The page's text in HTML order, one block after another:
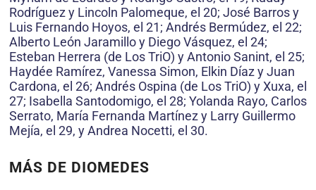
Rodríguez y Lincoln Palomeque, el 20; José Barros y
Luis Fernando Hoyos, el 21; Andrés Bermúdez, el 22;
Alberto León Jaramillo y Diego Vásquez, el 24;
Esteban Herrera (de Los TriO) y Antonio Sanint, el 25;
Haydée Ramírez, Vanessa Simon, Elkin Díaz y Juan
Cardona, el 26; Andrés Ospina (de Los TriO) y Xuxa, el
27; Isabella Santodomigo, el 28; Yolanda Rayo, Carlos
Serrato, María Fernanda Martínez y Larry Guillermo
Mejía, el 29, y Andrea Nocetti, el 30.
MÁS DE DIOMEDES